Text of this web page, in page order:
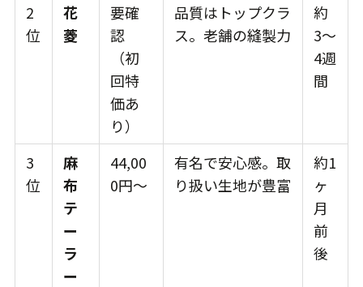
2
位
花
菱
要確
認
（初
回特
価あ
り）
品質はトップクラ
ス。老舗の縫製力
約
3〜
4週
間
3
位
麻
布
テ
ー
ラ
ー
44,00
0円〜
有名で安心感。取
り扱い生地が豊富
約1
ヶ
月
前
後